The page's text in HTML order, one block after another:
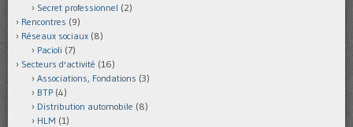
Secret professionnel (2)
Rencontres (9)
Réseaux sociaux (8)
Pacioli (7)
Secteurs d'activité (16)
Associations, Fondations (3)
BTP (4)
Distribution automobile (8)
HLM (1)